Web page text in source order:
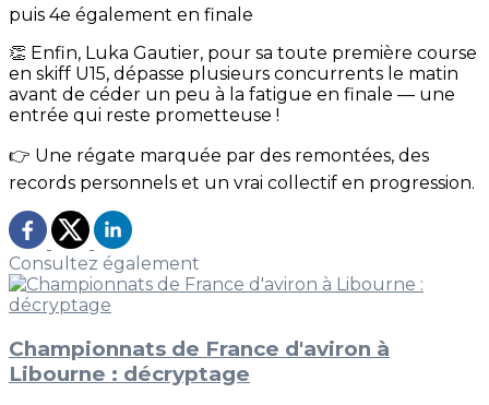
puis 4e également en finale
👏 Enfin, Luka Gautier, pour sa toute première course
en skiff U15, dépasse plusieurs concurrents le matin
avant de céder un peu à la fatigue en finale — une
entrée qui reste prometteuse !
👉 Une régate marquée par des remontées, des
records personnels et un vrai collectif en progression.
Consultez également
Championnats de France d'aviron à
Libourne : décryptage